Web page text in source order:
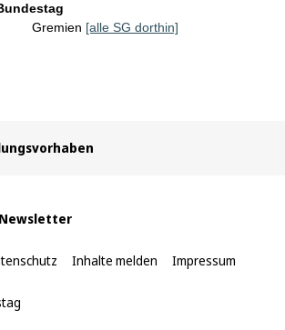
Gremien [alle SG dorthin]
Newsletter
Inhalte melden Impressum